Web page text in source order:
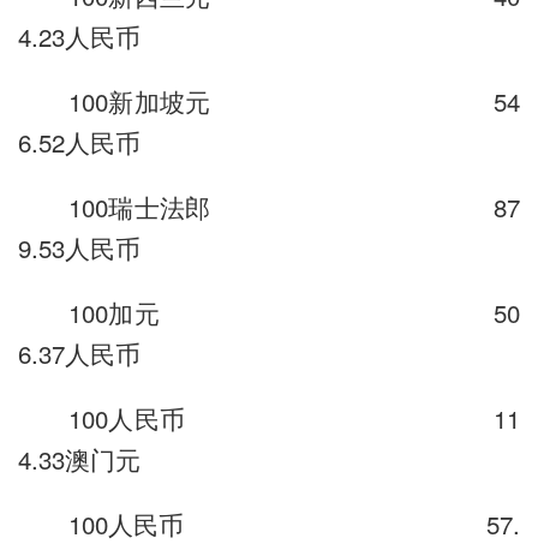
4.23人民币
100新加坡元 54
6.52人民币
100瑞士法郎 87
9.53人民币
100加元 50
6.37人民币
100人民币 11
4.33澳门元
100人民币 57.